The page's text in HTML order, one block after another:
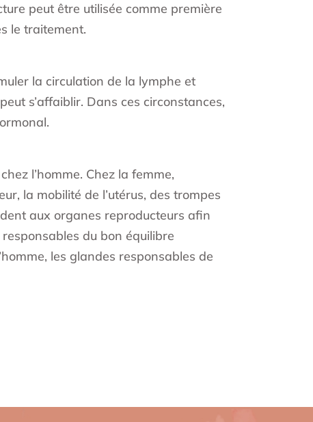
peut être utilisée comme première
le traitement.
la circulation de la lymphe et
s’affaiblir. Dans ces circonstances,
l’homme. Chez la femme,
la mobilité de l’utérus, des trompes
aux organes reproducteurs afin
du bon équilibre
les glandes responsables de